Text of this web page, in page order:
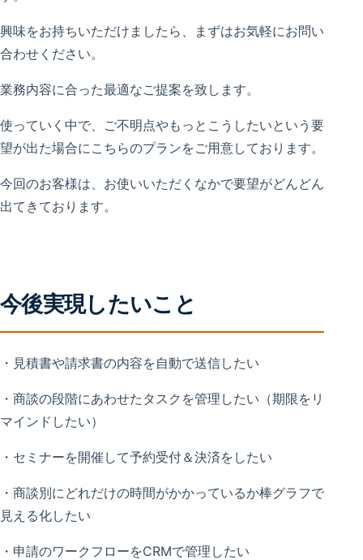
興味をお持ちいただけましたら、まずはお気軽にお問い
合わせください。
業務内容に合った最適なご提案を致します。
使っていく中で、ご不明点やもっとこうしたいという要
望が出た場合にこちらのプランをご用意しております。
今回のお客様は、お使いいただくなかで要望がどんどん
出てきております。
今後実現したいこと
・見積書や請求書の内容を自動で送信したい
・商談の段階にあわせたタスクを管理したい（期限をリ
マインドしたい）
・セミナーを開催して予約受付＆決済をしたい
・商談別にどれだけの時間がかかっているか棒グラフで
見える化したい
・申請のワークフローをCRMで管理したい